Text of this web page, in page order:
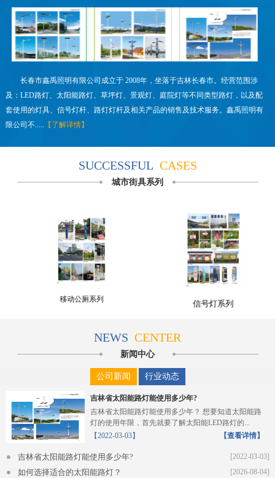
长春市鑫禹照明有限公司成立于 2008年，坐落于吉林长春市。经营范围涉
及：LED路灯、太阳能路灯、草坪灯、景观灯、庭院灯等不同类型路灯，以及配
套使用的灯具、信号灯杆、路灯灯杆及相关产品的销售及技术服务。鑫禹照明有
限公司不.....
【了解详情】
SUCCESSFUL CASES
城市街具系列
NEWS CENTER
新闻中心
公司新闻 行业动态
吉林省太阳能路灯能使用多少年?
吉林省太阳能路灯能使用多少年？ 想要知道太阳能路
灯的使用年限，首先就要了解太阳能LED路灯的...
【2022-03-03】
【查看详情】
[2022-03-03]
吉林省太阳能路灯能使用多少年?
[2026-08-04]
如何选择适合的太阳能路灯？